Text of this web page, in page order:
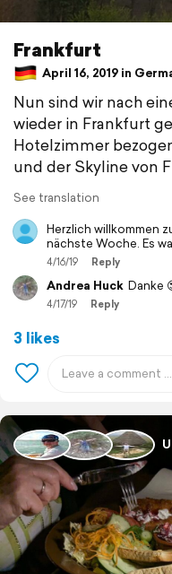
Frankfurt
April 16, 2019 in
Nun sind wir nach
wieder in Frankfurt
Hotelzimmer
und der Skyline von
See translation
Herzlich willkommen
nächste Woche. Es
4/16/19 Reply
Andrea Huck Danke
4/17/19 Reply
3 likes